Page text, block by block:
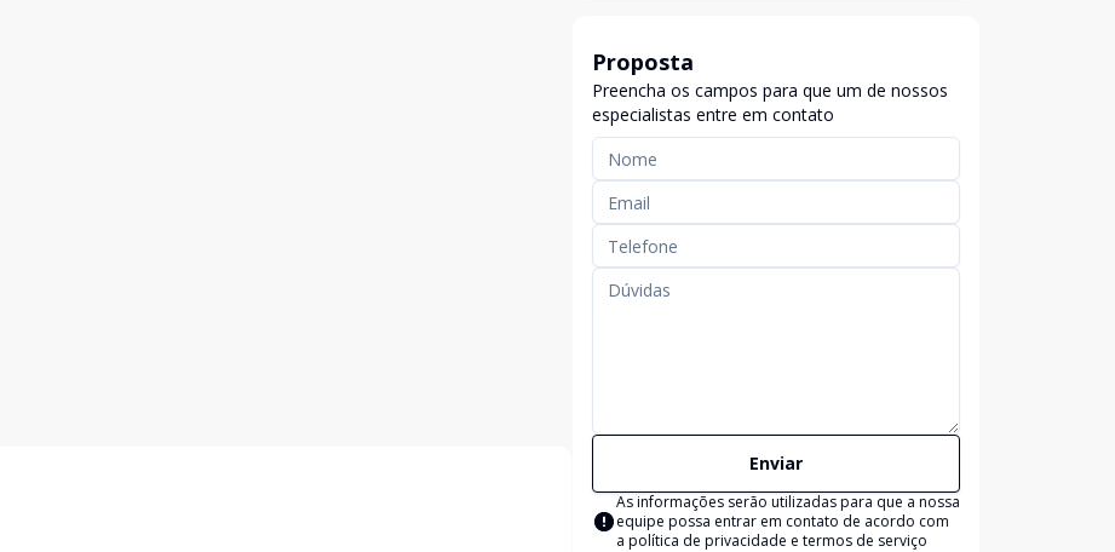
Proposta
Preencha os campos para que um de nossos
especialistas entre em contato
Enviar
As informações serão utilizadas para que a nossa
equipe possa entrar em contato de acordo com
a política de privacidade e termos de serviço